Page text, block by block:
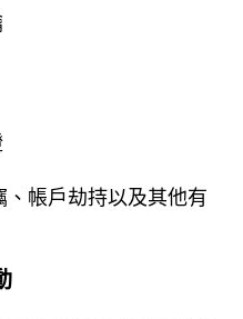
帳戶劫持以及其他有